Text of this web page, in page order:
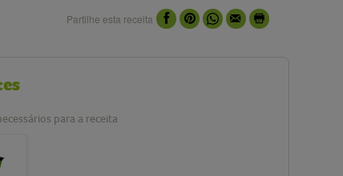
Partilhe esta receita
para a receita